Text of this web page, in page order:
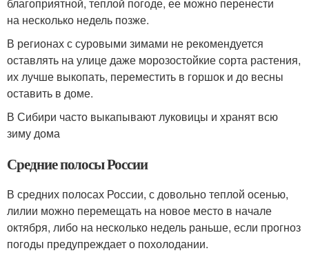
на несколько недель позже.
В регионах с суровыми зимами не рекомендуется
оставлять на улице даже морозостойкие сорта растения,
их лучше выкопать, переместить в горшок и до весны
оставить в доме.
В Сибири часто выкапывают луковицы и хранят всю
зиму дома
Средние полосы России
В средних полосах России, с довольно теплой осенью,
лилии можно перемещать на новое место в начале
октября, либо на несколько недель раньше, если прогноз
погоды предупреждает о похолодании.